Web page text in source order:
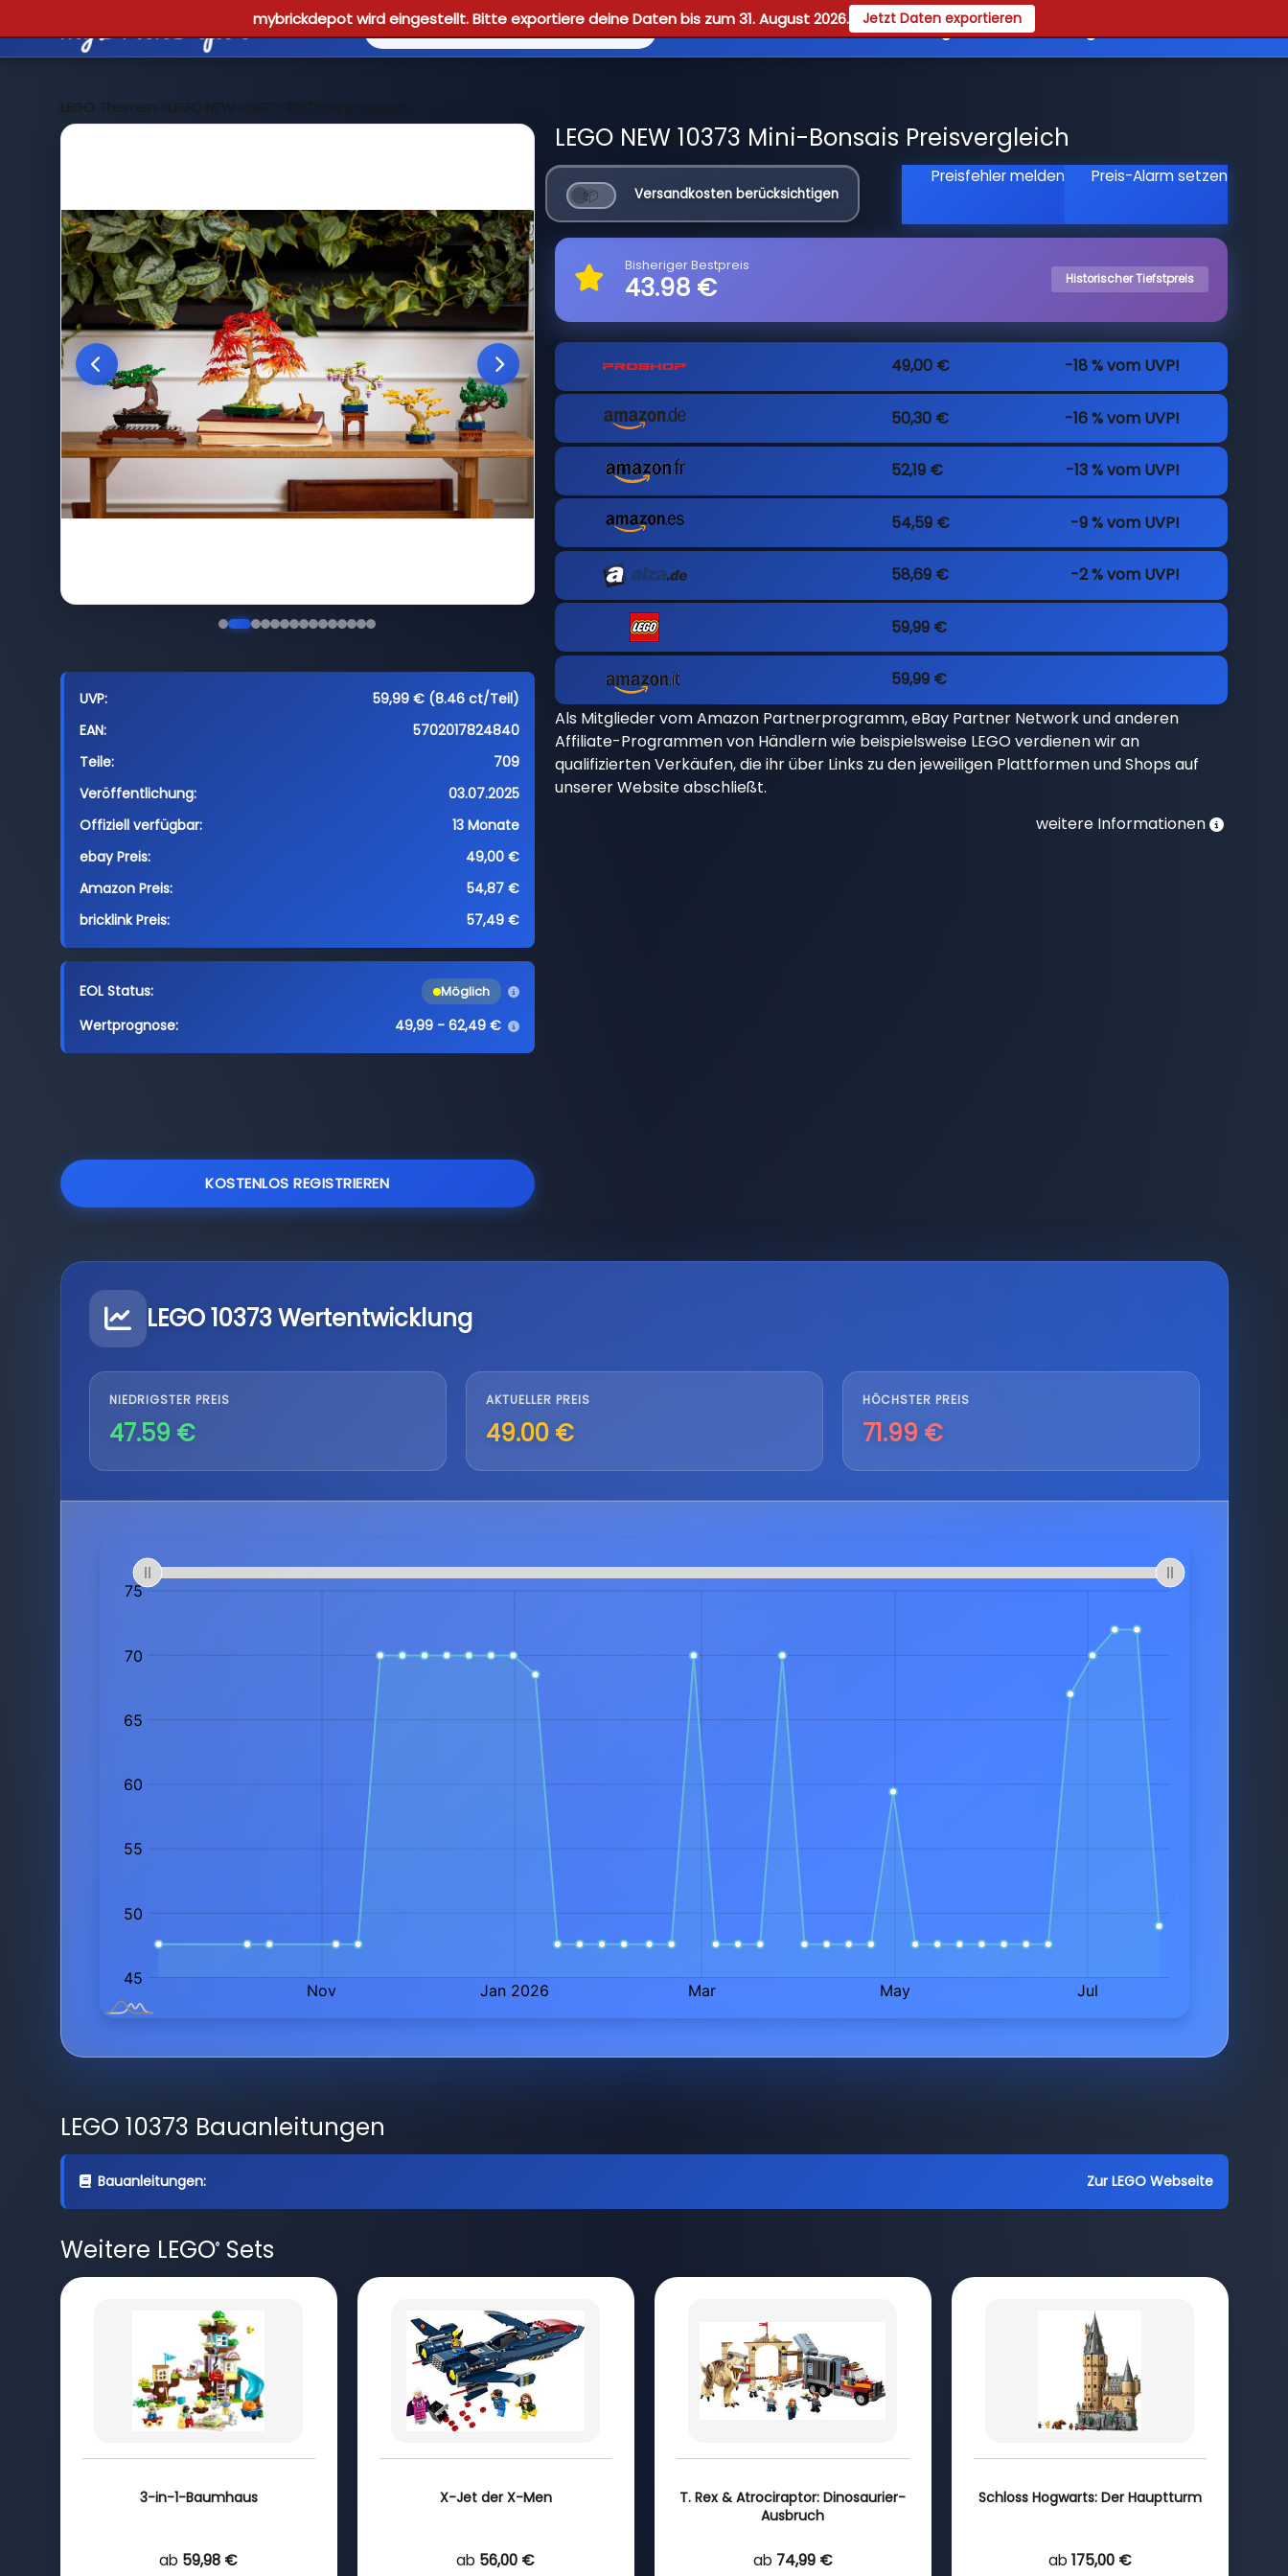
mybrickdepot wird eingestellt. Bitte exportiere deine Daten bis zum 31. August 2026. Jetzt Daten exportieren
Reviews Guides Registrieren
LEGO Themen >LEGO NEW >LEGO 10373 Mini-Bonsais
UVP:
59,99 € (8.46 ct/Teil)
EAN:
5702017824840
Teile:
709
Veröffentlichung:
03.07.2025
Offiziell verfügbar:
13 Monate
ebay Preis:
49,00 €
Amazon Preis:
54,87 €
bricklink Preis:
57,49 €
EOL Status: Möglich
Wertprognose: 49,99 - 62,49 €
KOSTENLOS REGISTRIEREN
LEGO NEW 10373 Mini-Bonsais Preisvergleich
Versandkosten berücksichtigen
Preisfehler melden Preis-Alarm setzen
Bisheriger Bestpreis
43.98 € Historischer Tiefstpreis
49,00 € -18 % vom UVP!
50,30 € -16 % vom UVP!
52,19 € -13 % vom UVP!
54,59 € -9 % vom UVP!
58,69 € -2 % vom UVP!
59,99 €
59,99 €
Als Mitglieder vom Amazon Partnerprogramm, eBay Partner Network und anderen
Affiliate-Programmen von Händlern wie beispielsweise LEGO verdienen wir an
qualifizierten Verkäufen, die ihr über Links zu den jeweiligen Plattformen und Shops auf
unserer Website abschließt.
weitere Informationen
LEGO 10373 Wertentwicklung
NIEDRIGSTER PREIS
47.59 €
AKTUELLER PREIS
49.00 €
HÖCHSTER PREIS
71.99 €
LEGO 10373 Bauanleitungen
Bauanleitungen: Zur LEGO Webseite
Weitere LEGO®Sets
3-in-1-Baumhaus
ab 59,98 €
X-Jet der X-Men
ab 56,00 €
T. Rex & Atrociraptor: Dinosaurier-
Ausbruch
ab 74,99 €
Schloss Hogwarts: Der Hauptturm
ab 175,00 €